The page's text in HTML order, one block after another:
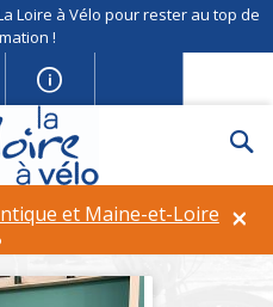
Loire à Vélo pour rester au top de
!
×
et Maine-et-Loire
Bar-
privé